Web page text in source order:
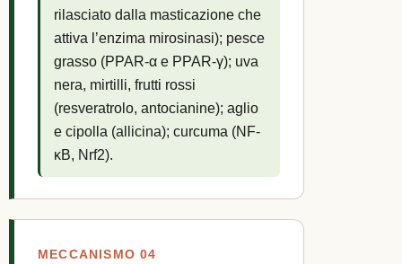
rilasciato dalla masticazione che
attiva l’enzima mirosinasi); pesce
grasso (PPAR-α e PPAR-γ); uva
nera, mirtilli, frutti rossi
(resveratrolo, antocianine); aglio
e cipolla (allicina); curcuma (NF-
κB, Nrf2).
MECCANISMO 04